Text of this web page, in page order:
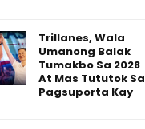
Trillanes, Wala
Umanong Balak
Tumakbo Sa 2028
At Mas Tututok Sa
Pagsuporta Kay